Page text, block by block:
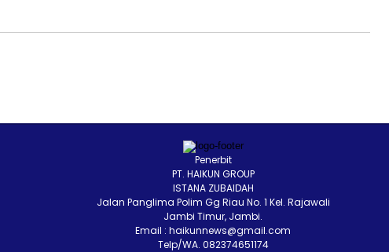
Penerbit
PT. HAIKUN GROUP
ISTANA ZUBAIDAH
Jalan Panglima Polim Gg Riau No. 1 Kel. Rajawali
Jambi Timur, Jambi.
Email : haikunnews@gmail.com
Telp/WA. 082374651174